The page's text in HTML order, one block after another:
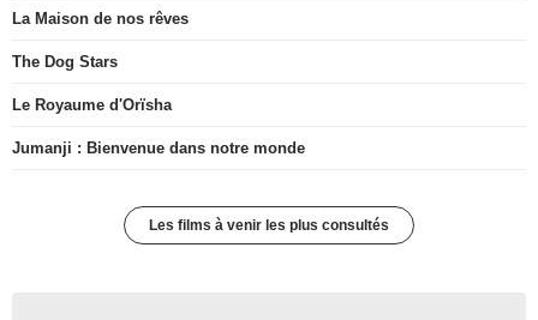
La Maison de nos rêves
The Dog Stars
Le Royaume d'Orïsha
Jumanji : Bienvenue dans notre monde
Les films à venir les plus consultés